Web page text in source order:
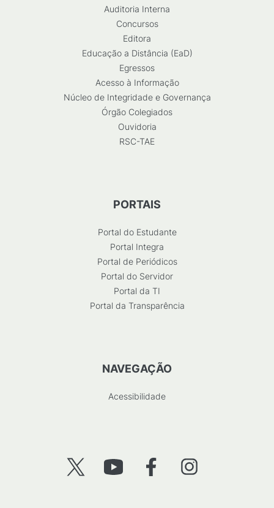
Auditoria Interna
Concursos
Editora
Educação a Distância (EaD)
Egressos
Acesso à Informação
Núcleo de Integridade e Governança
Órgão Colegiados
Ouvidoria
RSC-TAE
PORTAIS
Portal do Estudante
Portal Integra
Portal de Periódicos
Portal do Servidor
Portal da TI
Portal da Transparência
NAVEGAÇÃO
Acessibilidade